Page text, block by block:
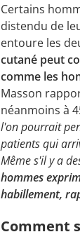
Certains
distendu de
entoure les
cutané peut
comme les
Masson
néanmoins à
l'on pourrait
patients qui
Même s'il y a
hommes
habillement,
Comment